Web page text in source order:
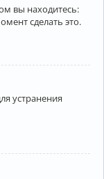
вы находитесь:
сделать это.
устранения